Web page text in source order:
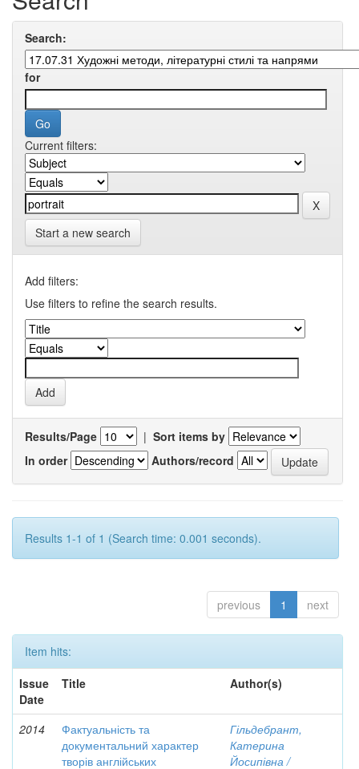
Search:
for
Current filters:
Start a new search
Add filters:
Use filters to refine the search results.
Results/Page | Sort items by
In order
Authors/record
Results 1-1 of 1 (Search time: 0.001 seconds).
previous 1 next
Item hits:
Issue
Date
Title Author(s)
2014
Фактуальність та
документальний характер
творів англійських
Гільдебрант,
Катерина
Йосипівна /